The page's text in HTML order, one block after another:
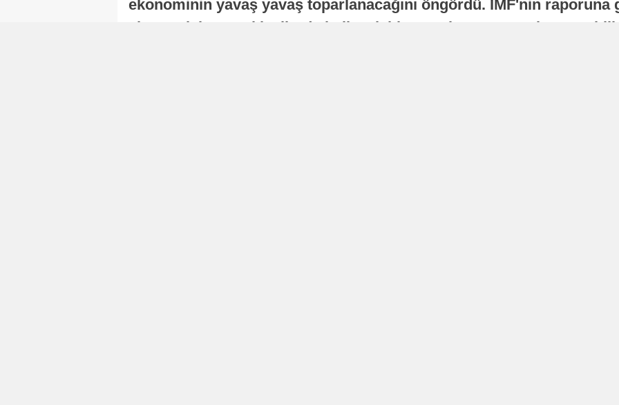
ekonominin yavaş yavaş toparlanacağını öngördü. IMF'nin raporuna
ekonomisi, sonraki yıllarda istikrarlı bir toparlanma süreci